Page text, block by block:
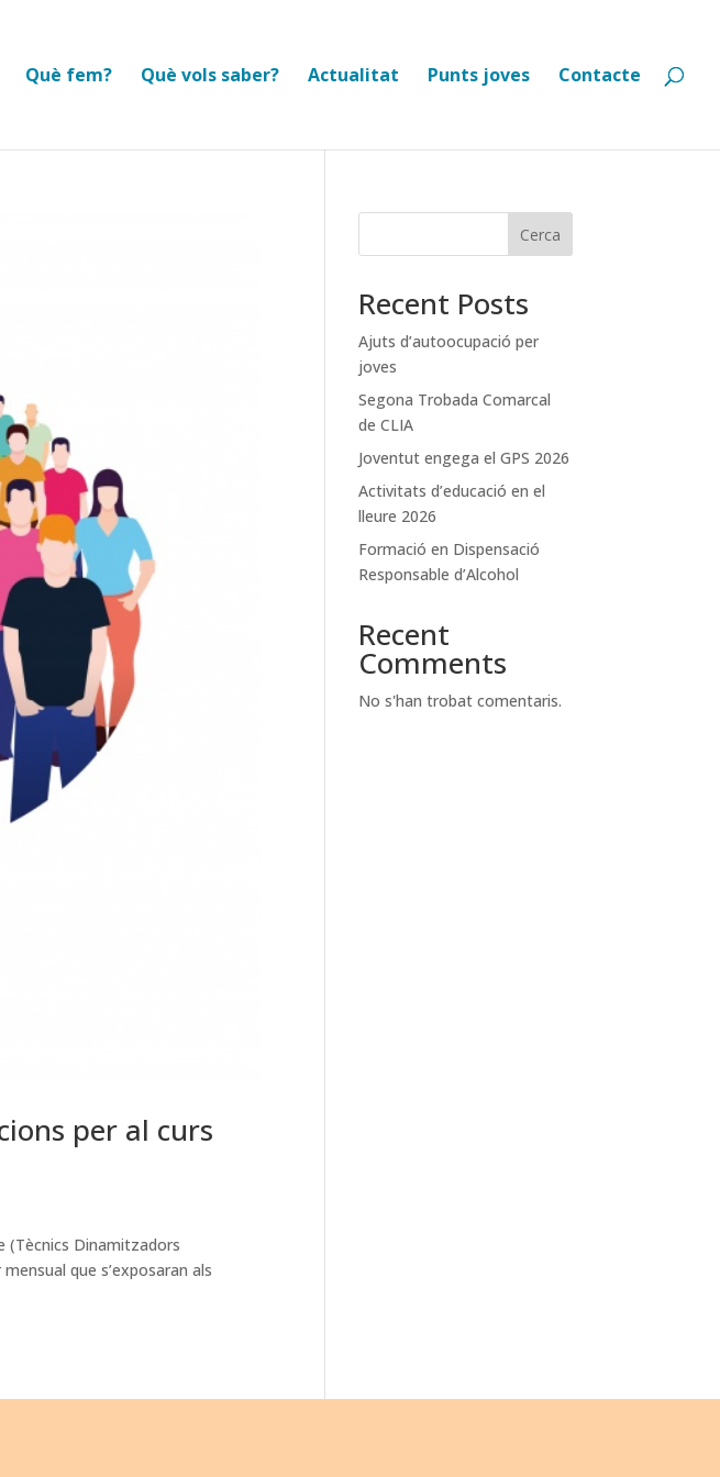
Què fem? Què vols saber? Actualitat Punts joves Contacte
per al curs
(Tècnics Dinamitzadors
que s’exposaran als
Cerca
Recent Posts
Ajuts d’autoocupació per
joves
Segona Trobada Comarcal
de CLIA
Joventut engega el GPS 2026
Activitats d’educació en el
lleure 2026
Formació en Dispensació
Responsable d’Alcohol
Recent
Comments
No s'han trobat comentaris.